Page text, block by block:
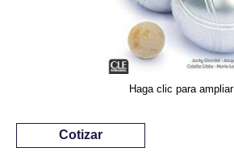
Haga clic para ampliar
Cotizar